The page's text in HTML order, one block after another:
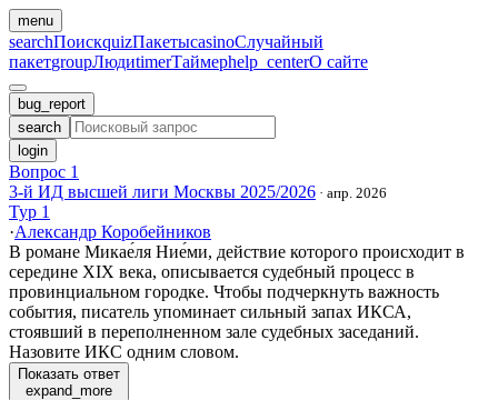
menu
searchПоискquizПакетыcasinoСлучайный
пакетgroupЛюдиtimerТаймерhelp_centerО сайте
bug_report
search
login
Вопрос 1
3-й ИД высшей лиги Москвы 2025/2026 · апр. 2026
Тур 1
·Александр Коробейников
В романе Микае́ля Ние́ми, действие которого происходит в
середине XIX века, описывается судебный процесс в
провинциальном городке. Чтобы подчеркнуть важность
события, писатель упоминает сильный запах ИКСА,
стоявший в переполненном зале судебных заседаний.
Назовите ИКС одним словом.
Показать ответ
expand_more